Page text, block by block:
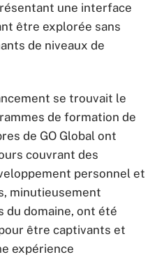
une interface
être explorée sans
de niveaux de
se trouvait le
de formation de
de GO Global ont
couvrant des
personnel et
minutieusement
du domaine, ont été
être captivants et
expérience